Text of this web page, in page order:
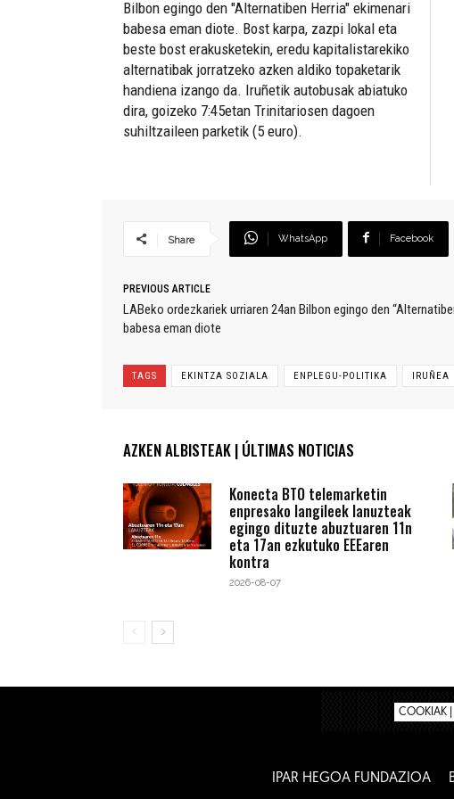
Bilbon egingo den "Alternatiben Herria" ekimenari
babesa eman diote. Bost karpa, zazpi lokal eta
beste bost erakusketekin, eredu kapitalistarekiko
alternatibak jorratzeko azken aldiko topaketarik
handiena izango da. Iruñetik autobusak abiatuko
dira, goizeko 7:45etan Trinitariosen dagoen
suhiltzaileen parketik (5 euro).
Share WhatsApp Facebook
PREVIOUS ARTICLE
LABeko ordezkariek urriaren 24an Bilbon egingo den
babesa eman diote
TAGS EKINTZA SOZIALA ENPLEGU-POLITIKA IRUÑEA
AZKEN ALBISTEAK | ÚLTIMAS NOTICIAS
Konecta BTO telemarketin
enpresako langileek lanuzteak
egingo dituzte abuztuaren 11n
eta 17an ezkutuko EEEaren
kontra
2026-08-07
COOKIAK |
IPAR HEGOA FUNDAZIOA